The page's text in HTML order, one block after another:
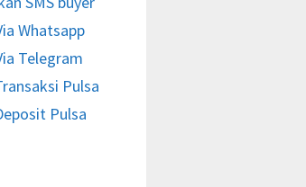
Whatsapp
Telegram
Pulsa
Pulsa